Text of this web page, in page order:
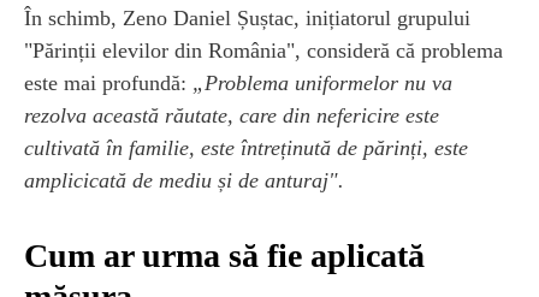
În schimb, Zeno Daniel Șuștac, inițiatorul grupului
"Părinții elevilor din România", consideră că problema
este mai profundă: „Problema uniformelor nu va
rezolva această răutate, care din nefericire este
cultivată în familie, este întreținută de părinți, este
amplicicată de mediu și de anturaj".
Cum ar urma să fie aplicată